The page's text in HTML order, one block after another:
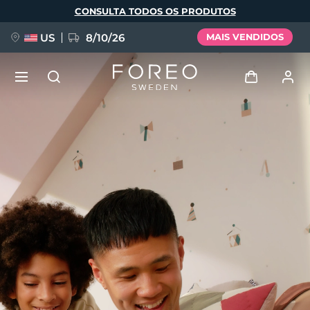
principal
CONSULTA TODOS OS PRODUTOS
US 8/10/26 MAIS VENDIDOS
Perfil de usuário
Meus pedidos
As minhas subscrições
NOVIDADE
FAQ™ Pure Beauty-Tech Elixir
BREAKING NEWS
issa™ Teeth Whitening Set
Idioma
English Deutsch
Español
Français
Italiano
Polski
Svenska
Русский
Türkçe
简体中文